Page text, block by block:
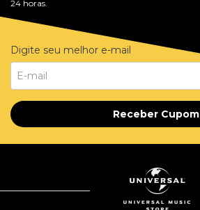
24 horas.
Digite seu melhor e-mail
Receber Cupom